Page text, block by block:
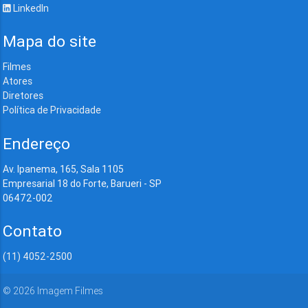
LinkedIn
Mapa do site
Filmes
Atores
Diretores
Política de Privacidade
Endereço
Av. Ipanema, 165, Sala 1105
Empresarial 18 do Forte, Barueri - SP
06472-002
Contato
(11) 4052-2500
© 2026 Imagem Filmes